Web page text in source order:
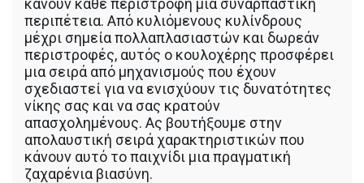
κάνουν κάθε περιστροφή μια συναρπαστική
περιπέτεια. Από κυλιόμενους κυλίνδρους
μέχρι σημεία πολλαπλασιαστών και δωρεάν
περιστροφές, αυτός ο κουλοχέρης προσφέρει
μια σειρά από μηχανισμούς που έχουν
σχεδιαστεί για να ενισχύουν τις δυνατότητες
νίκης σας και να σας κρατούν
απασχολημένους. Ας βουτήξουμε στην
απολαυστική σειρά χαρακτηριστικών που
κάνουν αυτό το παιχνίδι μια πραγματική
ζαχαρένια βιασύνη.